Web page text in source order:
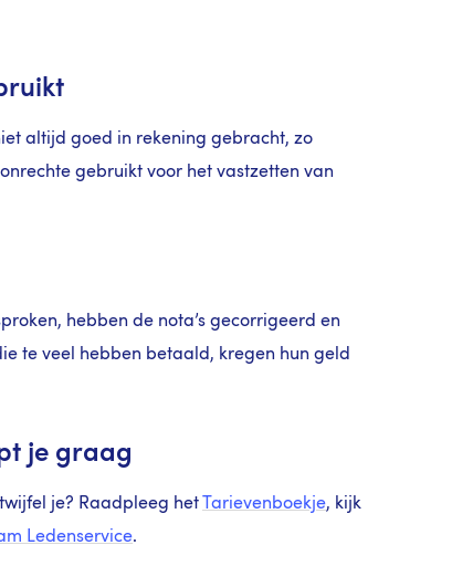
altijd goed in rekening gebracht, zo
gebruikt voor het vastzetten van
hebben de nota’s gecorrigeerd en
te veel hebben betaald, kregen hun geld
je graag
je? Raadpleeg het Tarievenboekje, kijk
Ledenservice.